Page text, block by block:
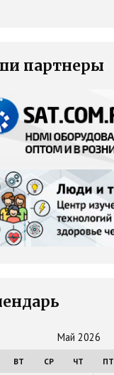
партнеры
Май 2026
ВТ СР ЧТ ПТ